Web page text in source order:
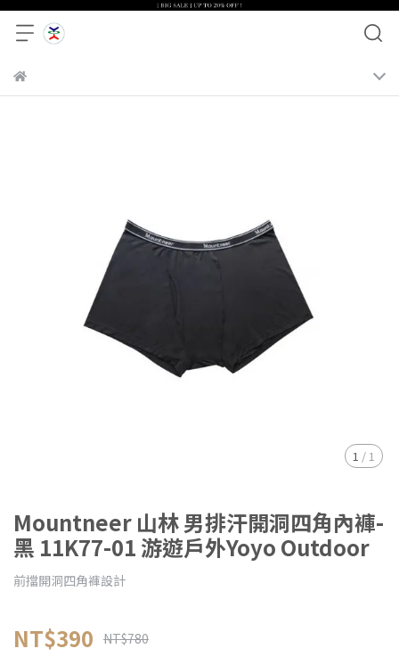
1 /1
Mountneer 山林 男排汗開洞四角內褲-
黑 11K77-01 游遊戶外Yoyo Outdoor
前擋開洞四角褲設計
NT$390 NT$780